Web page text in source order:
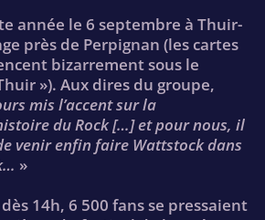
année le 6 septembre à Thuir-
près de Perpignan (les cartes
bizarrement sous le
»). Aux dires du groupe,
mis l’accent sur la
du Rock […] et pour nous, il
venir enfin faire Wattstock dans
»
14h, 6 500 fans se pressaient